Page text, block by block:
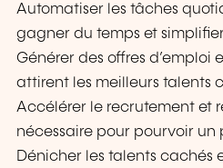
Automatiser les tâches
gagner du temps et
Générer des offres d’emploi
attirent les meilleurs talents
Accélérer le recrutement et
nécessaire pour pourvoir un
Dénicher les talents cachés